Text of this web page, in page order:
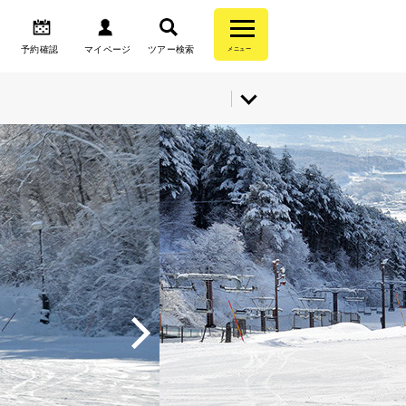
予約確認 マイページ ツアー検索 メニュー